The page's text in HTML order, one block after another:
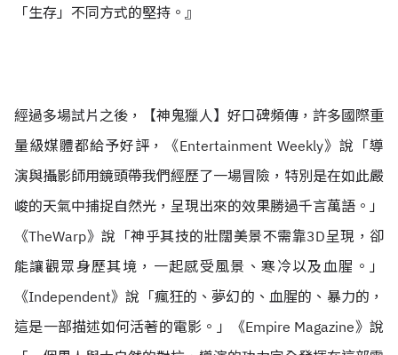
「生存」不同方式的堅持。』
經過多場試片之後，【神鬼獵人】好口碑頻傳，許多國際重
量級媒體都給予好評，《Entertainment Weekly》說「導
演與攝影師用鏡頭帶我們經歷了一場冒險，特別是在如此嚴
峻的天氣中捕捉自然光，呈現出來的效果勝過千言萬語。」
《TheWarp》說「神乎其技的壯闊美景不需靠3D呈現，卻
能讓觀眾身歷其境，一起感受風景、寒冷以及血腥。」
《Independent》說「瘋狂的、夢幻的、血腥的、暴力的，
這是一部描述如何活著的電影。」《Empire Magazine》說